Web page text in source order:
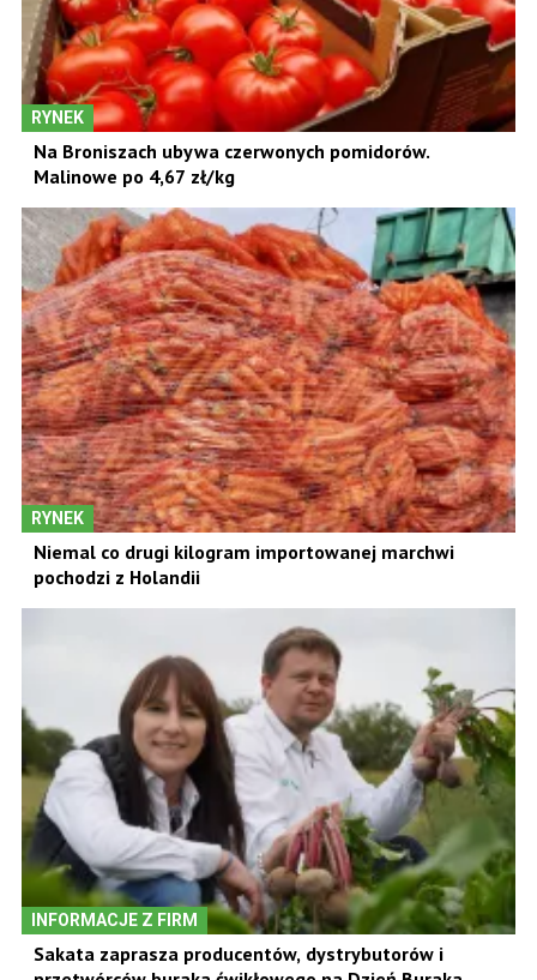
RYNEK
Na Broniszach ubywa czerwonych pomidorów.
Malinowe po 4,67 zł/kg
RYNEK
Niemal co drugi kilogram importowanej marchwi
pochodzi z Holandii
INFORMACJE Z FIRM
Sakata zaprasza producentów, dystrybutorów i